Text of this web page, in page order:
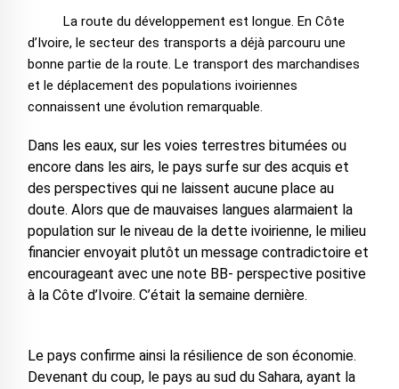
La route du développement est longue. En Côte
d’Ivoire, le secteur des transports a déjà parcouru une
bonne partie de la route. Le transport des marchandises
et le déplacement des populations ivoiriennes
connaissent une évolution remarquable.
Dans les eaux, sur les voies terrestres bitumées ou
encore dans les airs, le pays surfe sur des acquis et
des perspectives qui ne laissent aucune place au
doute. Alors que de mauvaises langues alarmaient la
population sur le niveau de la dette ivoirienne, le milieu
ﬁnancier envoyait plutôt un message contradictoire et
encourageant avec une note BB- perspective positive
à la Côte d’Ivoire. C’était la semaine dernière.
Le pays confirme ainsi la résilience de son économie.
Devenant du coup, le pays au sud du Sahara, ayant la